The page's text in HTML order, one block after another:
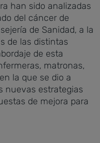
han sido analizadas
del cáncer de
de Sanidad, a la
de las distintas
de esta
matronas,
la que se dio a
nuevas estrategias
de mejora para